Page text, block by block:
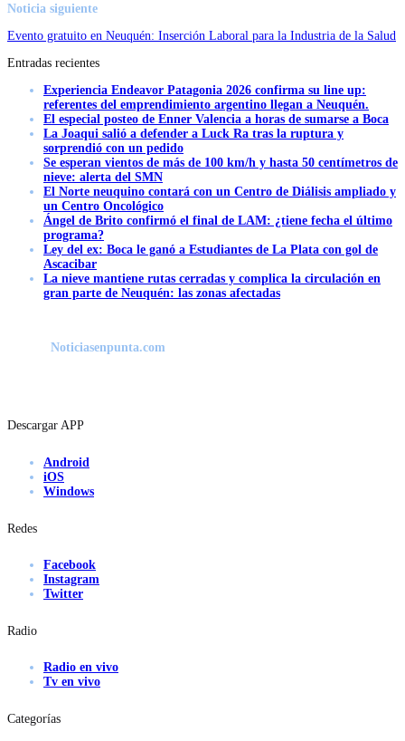
Noticia siguiente
Evento gratuito en Neuquén: Inserción Laboral para la Industria de la Salud
Entradas recientes
Experiencia Endeavor Patagonia 2026 confirma su line up:
referentes del emprendimiento argentino llegan a Neuquén.
El especial posteo de Enner Valencia a horas de sumarse a Boca
La Joaqui salió a defender a Luck Ra tras la ruptura y
sorprendió con un pedido
Se esperan vientos de más de 100 km/h y hasta 50 centímetros de
nieve: alerta del SMN
El Norte neuquino contará con un Centro de Diálisis ampliado y
un Centro Oncológico
Ángel de Brito confirmó el final de LAM: ¿tiene fecha el último
programa?
Ley del ex: Boca le ganó a Estudiantes de La Plata con gol de
Ascacibar
La nieve mantiene rutas cerradas y complica la circulación en
gran parte de Neuquén: las zonas afectadas
Noticiasenpunta.com
Descargar APP
Android
iOS
Windows
Redes
Facebook
Instagram
Twitter
Radio
Radio en vivo
Tv en vivo
Categorías